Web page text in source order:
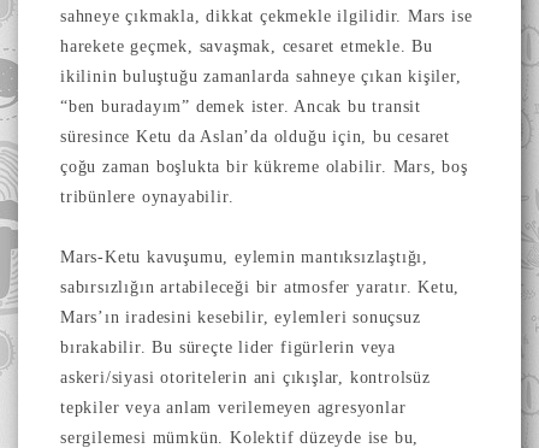
sahneye çıkmakla, dikkat çekmekle ilgilidir. Mars ise
harekete geçmek, savaşmak, cesaret etmekle. Bu
ikilinin buluştuğu zamanlarda sahneye çıkan kişiler,
“ben buradayım” demek ister. Ancak bu transit
süresince Ketu da Aslan’da olduğu için, bu cesaret
çoğu zaman boşlukta bir kükreme olabilir. Mars, boş
tribünlere oynayabilir.
Mars-Ketu kavuşumu, eylemin mantıksızlaştığı,
sabırsızlığın artabileceği bir atmosfer yaratır. Ketu,
Mars’ın iradesini kesebilir, eylemleri sonuçsuz
bırakabilir. Bu süreçte lider figürlerin veya
askeri/siyasi otoritelerin ani çıkışlar, kontrolsüz
tepkiler veya anlam verilemeyen agresyonlar
sergilemesi mümkün. Kolektif düzeyde ise bu,